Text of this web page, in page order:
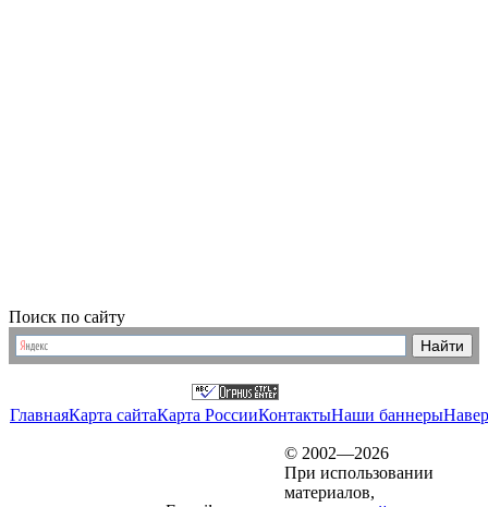
Поиск по сайту
ГлавнаяКарта сайтаКарта РоссииКонтактыНаши баннеры
© 2002—2026
При использовании
материалов,